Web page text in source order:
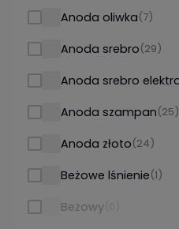
Anoda oliwka(7)
Anoda srebro(29)
Anoda szampan(25)
Anoda złoto(24)
Beżowe lśnienie(1)
Beżowy